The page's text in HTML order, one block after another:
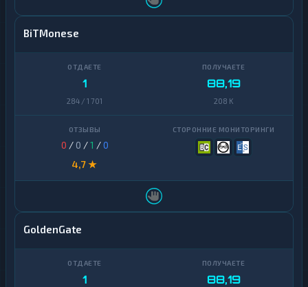
BiTMonese
1
284 / 1 701
88,19
208 K
0 / 0 /1 /0
4,7 ★
GoldenGate
1 88,19